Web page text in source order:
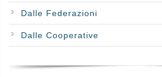
Dalle Federazioni
Dalle Cooperative